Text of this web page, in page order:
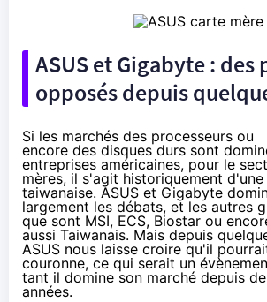
ASUS et Gigabyte : des
opposés depuis
Si les marchés des processeurs ou
encore des disques durs sont
entreprises américaines, pour le
mères, il s'agit historiquement
taiwanaise. ASUS et Gigabyte
largement les débats, et les autres
que sont MSI, ECS, Biostar ou
aussi Taiwanais. Mais depuis
ASUS nous laisse croire qu'il
couronne, ce qui serait un
tant il domine son marché depuis
années.